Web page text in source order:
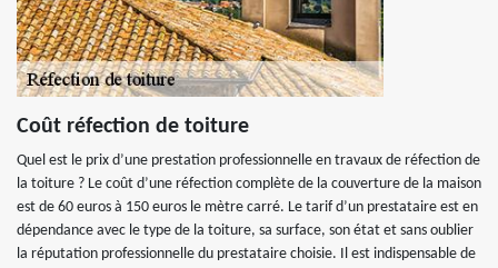
Coût réfection de toiture
Quel est le prix d’une prestation professionnelle en travaux de réfection de
la toiture ? Le coût d’une réfection complète de la couverture de la maison
est de 60 euros à 150 euros le mètre carré. Le tarif d’un prestataire est en
dépendance avec le type de la toiture, sa surface, son état et sans oublier
la réputation professionnelle du prestataire choisie. Il est indispensable de